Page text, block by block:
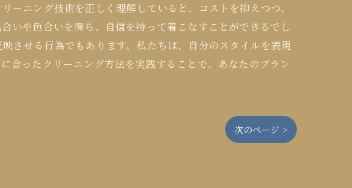
ニング技術を正しく理解していると、コストを抑えつつ、
いや色合いを保ち、自信を持って着こなすことができるでし
させる行為でもあります。私たちは、自分のスタイルを表現
合ったクリーニング方法を実践することで、あなたのブラン
次のページ >